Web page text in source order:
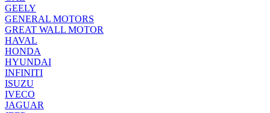
GEELY
GENERAL MOTORS
GREAT WALL MOTOR
HAVAL
HONDA
HYUNDAI
INFINITI
ISUZU
IVECO
JAGUAR